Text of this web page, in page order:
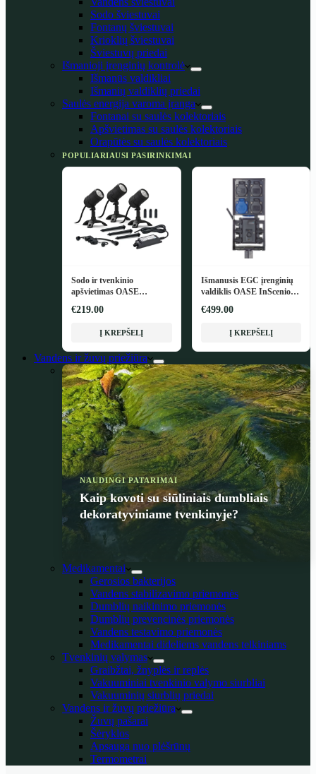
Sodo šviestuvai
Fontanų šviestuvai
Krioklių šviestuvai
Šviestuvų priedai
Išmanioji įrenginių kontrolė
Išmanūs valdikliai
Išmanių valdiklių priedai
Saulės energija varoma įranga
Fontanai su saulės kolektoriais
Apšvietimas su saulės kolektoriais
Orapūtės su saulės kolektoriais
POPULIARIAUSI PASIRINKIMAI
Sodo ir tvenkinio
apšvietimas OASE
€219.00
Į KREPŠELĮ
Išmanusis EGC įrenginių
valdiklis OASE InScenio
€499.00
Į KREPŠELĮ
Vandens ir žuvų priežiūra
NAUDINGI PATARIMAI
Kaip kovoti su siūliniais dumbliais
dekoratyviniame tvenkinyje?
Medikamentai
Gerosios bakterijos
Vandens stabilizavimo priemonės
Dumblių naikinimo priemonės
Dumblių prevencinės priemonės
Vandens testavimo priemonės
Medikamentai dideliems vandens telkiniams
Tvenkinių valymas
Graibžtai, žnyplės ir replės
Vakuuminiai tvenkinio valymo siurbliai
Vakuuminių siurblių priedai
Vandens ir žuvų priežiūra
Žuvų pašarai
Šėryklos
Apsauga nuo plėšrūnų
Termometrai